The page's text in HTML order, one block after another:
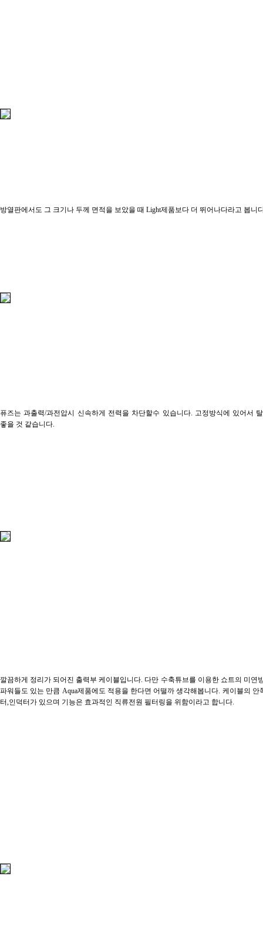
방열판에서도 그 크기나 두께 면적을 보았을 때 Light제품보다 더 뛰어나다라고 봅니
퓨즈는 과출력/과전압시 신속하게 전력을 차단할수 있습니다. 고정방식에 있어서
좋을 것 같습니다.
깔끔하게 정리가 되어진 출력부 케이블입니다. 다만 수축튜브를 이용한 쇼트의 미연
파워들도 있는 만큼 Aqua제품에도 적용을 한다면 어떨까 생각해봅니다. 케이블의 안
터,인덕터가 있으며 기능은 효과적인 직류전원 필터링을 위함이라고 합니다.